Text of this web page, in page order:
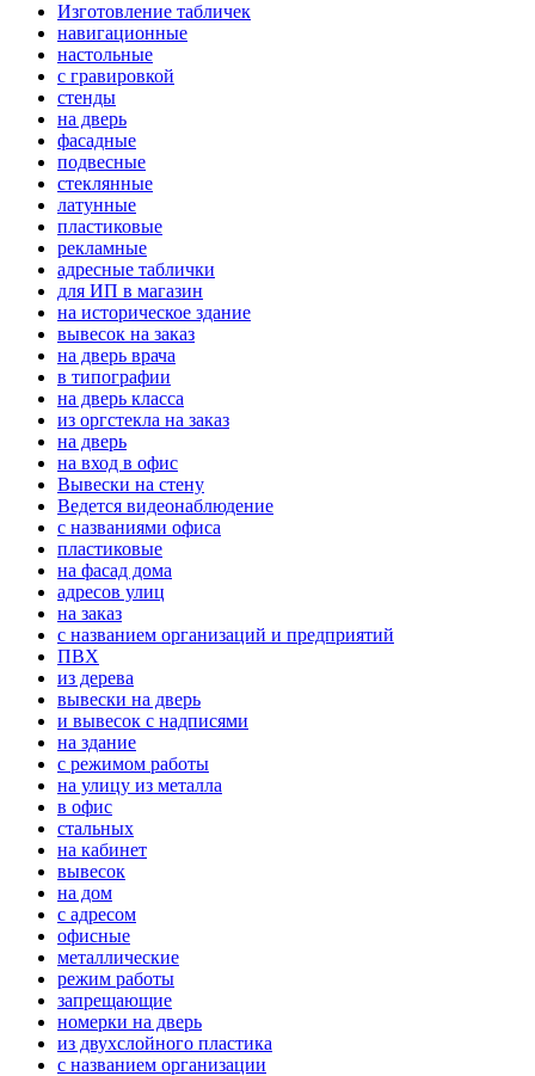
Изготовление табличек
навигационные
настольные
с гравировкой
стенды
на дверь
фасадные
подвесные
стеклянные
латунные
пластиковые
рекламные
адресные таблички
для ИП в магазин
на историческое здание
вывесок на заказ
на дверь врача
в типографии
на дверь класса
из оргстекла на заказ
на дверь
на вход в офис
Вывески на стену
Ведется видеонаблюдение
с названиями офиса
пластиковые
на фасад дома
адресов улиц
на заказ
с названием организаций и предприятий
ПВХ
из дерева
вывески на дверь
и вывесок с надписями
на здание
с режимом работы
на улицу из металла
в офис
стальных
на кабинет
вывесок
на дом
с адресом
офисные
металлические
режим работы
запрещающие
номерки на дверь
из двухслойного пластика
с названием организации